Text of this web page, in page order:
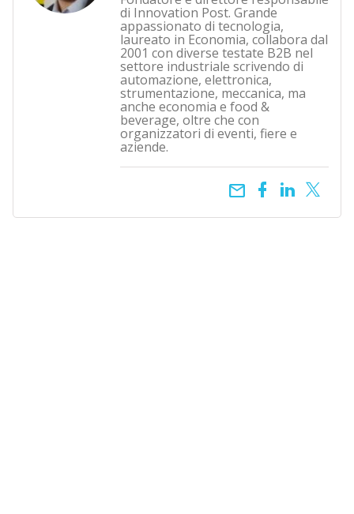
di Innovation Post. Grande
appassionato di tecnologia,
laureato in Economia, collabora dal
2001 con diverse testate B2B nel
settore industriale scrivendo di
automazione, elettronica,
strumentazione, meccanica, ma
anche economia e food &
beverage, oltre che con
organizzatori di eventi, fiere e
aziende.
email